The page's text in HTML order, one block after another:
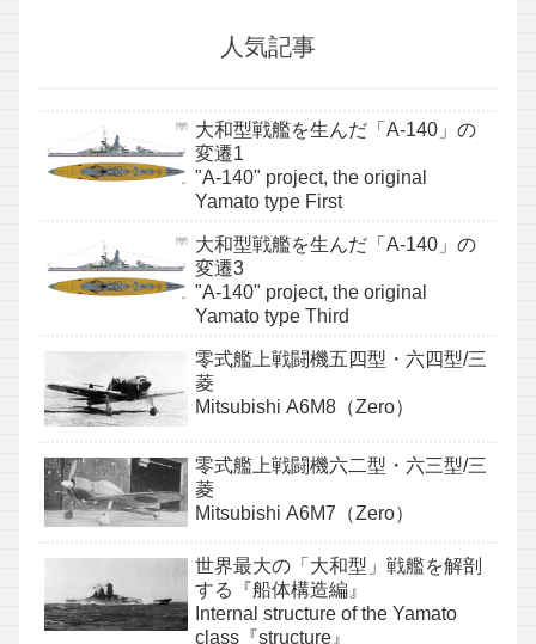
人気記事
大和型戦艦を生んだ「A-140」の
変遷1
"A-140" project, the original
Yamato type First
大和型戦艦を生んだ「A-140」の
変遷3
"A-140" project, the original
Yamato type Third
零式艦上戦闘機五四型・六四型/三
菱
Mitsubishi A6M8（Zero）
零式艦上戦闘機六二型・六三型/三
菱
Mitsubishi A6M7（Zero）
世界最大の「大和型」戦艦を解剖
する『船体構造編』
Internal structure of the Yamato
class『structure』